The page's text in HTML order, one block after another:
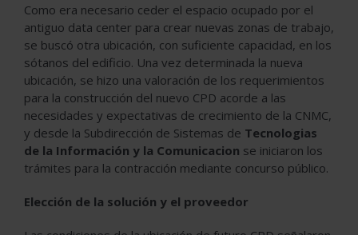
Como era necesario ceder el espacio ocupado por el
antiguo data center para crear nuevas zonas de trabajo,
se buscó otra ubicación, con suficiente capacidad, en los
sótanos del edificio. Una vez determinada la nueva
ubicación, se hizo una valoración de los requerimientos
para la construcción del nuevo CPD acorde a las
necesidades y expectativas de crecimiento de la CNMC,
y desde la Subdirección de Sistemas de Tecnologias
de la Información y la Comunicacion se iniciaron los
trámites para la contracción mediante concurso público.
Elección de la solución y el proveedor